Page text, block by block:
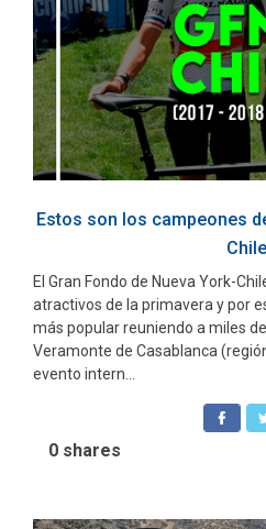
Estos son los campeones
Chile
El Gran Fondo de Nueva York-
atractivos de la primavera y por
más popular reuniendo a miles
Veramonte de Casablanca
evento intern...
0 shares